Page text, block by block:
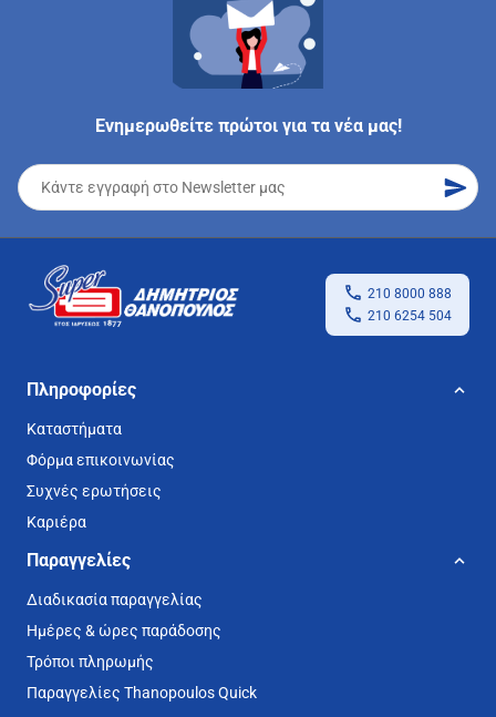
Ενημερωθείτε πρώτοι για τα νέα μας!
210 8000 888
210 6254 504
Πληροφορίες
Καταστήματα
Φόρμα επικοινωνίας
Συχνές ερωτήσεις
Καριέρα
Παραγγελίες
Διαδικασία παραγγελίας
Ημέρες & ώρες παράδοσης
Τρόποι πληρωμής
Παραγγελίες Thanopoulos Quick